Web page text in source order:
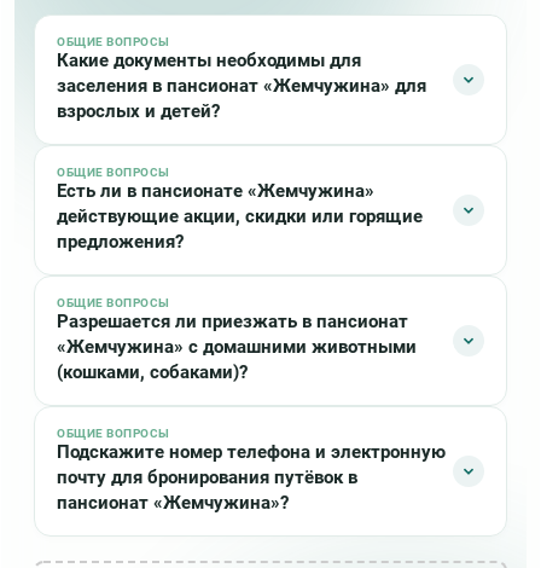
ОБЩИЕ ВОПРОСЫ
Какие документы необходимы для
заселения в пансионат «Жемчужина» для
взрослых и детей?
Взрослым в «Жемчужине» при себе для заезда
необходимо иметь:
Паспорт
Страховой медицинский полис
Санаторно-курортная карта с обязательной
отметкой флюорографического исследования
Справка об эпидокружении
Детям в «Жемчужине» при себе необходимо иметь:
Свидетельство о рождении (дети до 14 лет) или
паспорт (дети от 14 лет)
Полис обязательного медицинского страхования
ОБЩИЕ ВОПРОСЫ
Есть ли в пансионате «Жемчужина»
действующие акции, скидки или горящие
предложения?
Сейчас в пансионате «Жемчужина» нет актуальных
акций или скидок
ОБЩИЕ ВОПРОСЫ
Разрешается ли приезжать в пансионат
«Жемчужина» с домашними животными
(кошками, собаками)?
К сожалению в пансионате «Жемчужина» не
разрешается отдыхать с домашними животными
ОБЩИЕ ВОПРОСЫ
Подскажите номер телефона и электронную
почту для бронирования путёвок в
пансионат «Жемчужина»?